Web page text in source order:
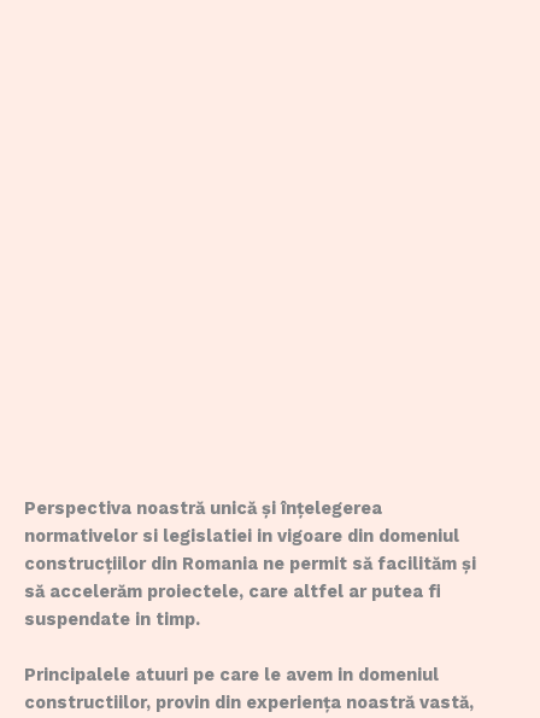
Perspectiva noastră unică și înțelegerea
normativelor si legislatiei in vigoare din domeniul
construcțiilor din Romania ne permit să facilităm și
să accelerăm proiectele, care altfel ar putea fi
suspendate in timp.
Principalele atuuri pe care le avem in domeniul
constructiilor, provin din experiența noastră vastă,